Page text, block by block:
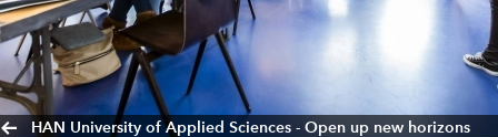
HAN University of Applied Sciences - Open up new horizons